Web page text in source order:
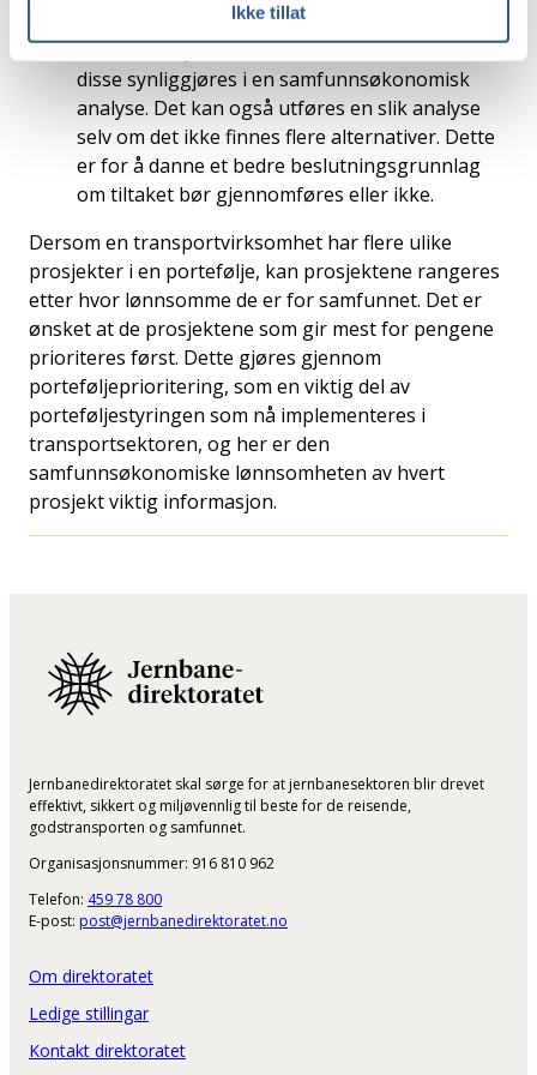
Ikke tillat
tekniske løsningene prosjekteres. Når det
finnes forskjeller mellom ulike alternativ, kan
disse synliggjøres i en samfunnsøkonomisk
analyse. Det kan også utføres en slik analyse
selv om det ikke finnes flere alternativer. Dette
er for å danne et bedre beslutningsgrunnlag
om tiltaket bør gjennomføres eller ikke.
Dersom en transportvirksomhet har flere ulike
prosjekter i en portefølje, kan prosjektene rangeres
etter hvor lønnsomme de er for samfunnet. Det er
ønsket at de prosjektene som gir mest for pengene
prioriteres først. Dette gjøres gjennom
porteføljeprioritering, som en viktig del av
porteføljestyringen som nå implementeres i
transportsektoren, og her er den
samfunnsøkonomiske lønnsomheten av hvert
prosjekt viktig informasjon.
Jernbanedirektoratet skal sørge for at jernbanesektoren blir drevet
effektivt, sikkert og miljøvennlig til beste for de reisende,
godstransporten og samfunnet.
Organisasjonsnummer: 916 810 962
Telefon: 459 78 800
E-post: post@jernbanedirektoratet.no
Om direktoratet
Ledige stillingar
Kontakt direktoratet